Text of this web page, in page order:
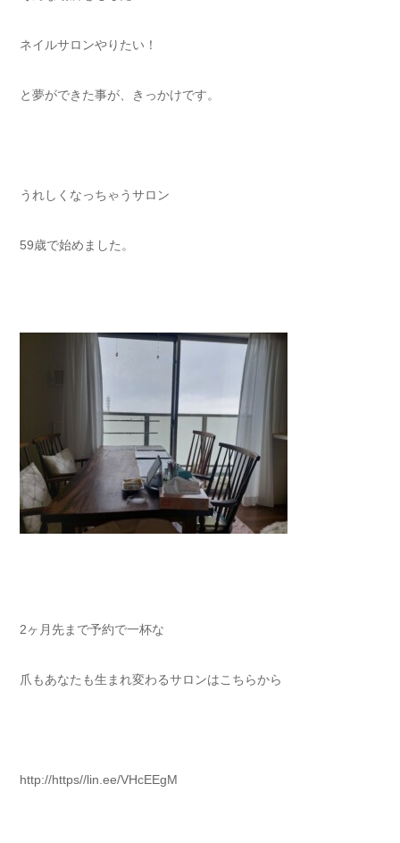
ネイルサロンやりたい！⁡
と夢ができた事が、きっかけです。⁡
うれしくなっちゃうサロン⁡
59歳で始めました。⁡
2ヶ月先まで予約で一杯な⁡
爪もあなたも生まれ変わるサロンはこちらから⁡
http://https//lin.ee/VHcEEgM